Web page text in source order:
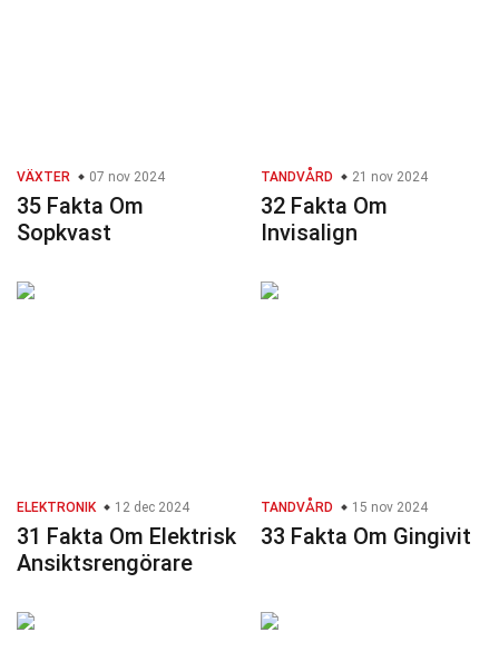
VÄXTER 07 nov 2024
35 Fakta Om
Sopkvast
TANDVÅRD 21 nov 2024
32 Fakta Om
Invisalign
ELEKTRONIK 12 dec 2024
31 Fakta Om Elektrisk
Ansiktsrengörare
TANDVÅRD 15 nov 2024
33 Fakta Om Gingivit